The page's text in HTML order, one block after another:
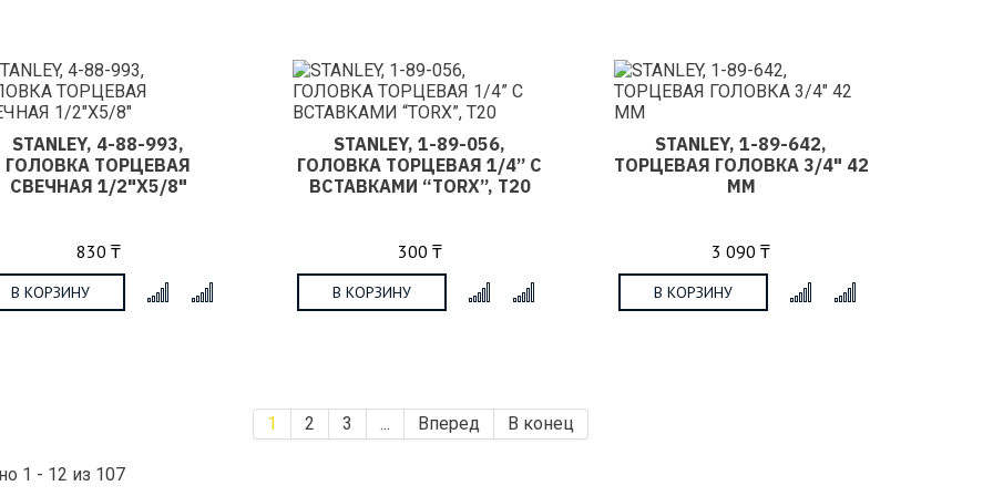
STANLEY, 4-88-993,
ГОЛОВКА ТОРЦЕВАЯ
СВЕЧНАЯ 1/2"Х5/8"
830 ₸
В КОРЗИНУ
STANLEY, 1-89-056,
ГОЛОВКА ТОРЦЕВАЯ 1/4” С
ВСТАВКАМИ “TORX”, T20
300 ₸
В КОРЗИНУ
STANLEY, 1-89-642,
ТОРЦЕВАЯ ГОЛОВКА 3/4" 42
ММ
3 090 ₸
В КОРЗИНУ
1 2 3 ... Вперед В конец
1 - 12 из 107